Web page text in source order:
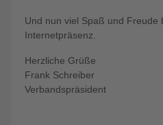
Und nun viel Spaß und
Internetpräsenz.
Herzliche Grüße
Frank Schreiber
Verbandspräsident